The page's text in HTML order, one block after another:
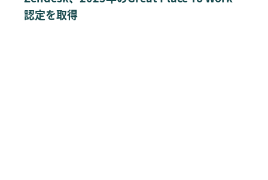
認定を取得